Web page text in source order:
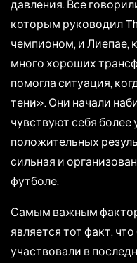
давления. Все
которым руководил
чемпионом, и Лиепае,
много хороших
помогла ситуация,
тени». Они начали
чувствуют себя более
положительных
сильная и
футболе.
Самым важным
является тот факт,
участвовали в